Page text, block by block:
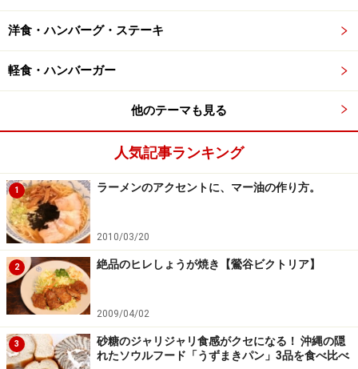
ファラフェル
「ビーフケバブ」
は、香辛料やハーブをまとわせていま
した。アルコールのお供に相性ピッタリのお味です。
他にも、ムール貝の蒸し物や、チーズの揚げ物など7品
が供され、大満足の内容！ 料理は好みに応じてアレンジ
してくれるのでシェフに相談してみるのもいいかも知れ
ませんね。
また、おつまみとアルコールの飲み放題という手軽なコ
ースもあるので、二次会利用にもうってつけ。
洋食・ハンバーグ・ステーキ
軽食・ハンバーガー
他のテーマも見る
人気記事ランキング
1 ラーメンのアクセントに、マー油の作り方。
2010/03/20
2 絶品のヒレしょうが焼き【鶯谷ビクトリア】
2009/04/02
3
砂糖のジャリジャリ食感がクセになる！ 沖縄の隠
れたソウルフード「うずまきパン」3品を食べ比べ